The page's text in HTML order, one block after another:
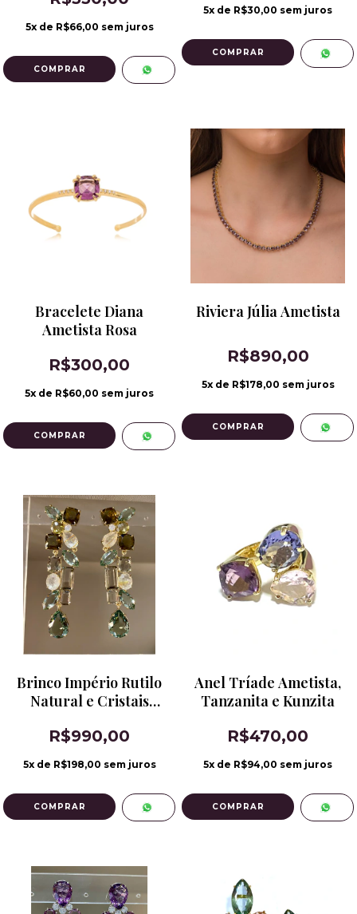
5x de R$66,00 sem juros
5x de R$30,00 sem juros
COMPRAR
Bracelete Diana
Ametista Rosa
R$300,00
5x de R$60,00 sem juros
Riviera Júlia Ametista
R$890,00
5x de R$178,00 sem juros
Brinco Império Rutilo
Natural e Cristais
R$990,00
5x de R$198,00 sem juros
Anel Tríade Ametista,
Tanzanita e Kunzita
R$470,00
5x de R$94,00 sem juros
COMPRAR